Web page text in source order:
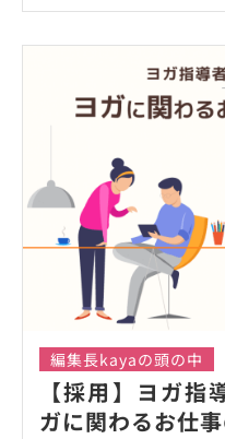
編集長kayaの頭の中
【採用】ヨガ指
ガに関わるお仕